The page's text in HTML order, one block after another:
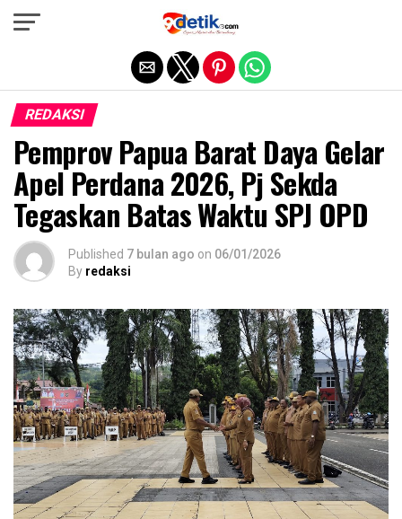
REDAKSI
Pemprov Papua Barat Daya Gelar
Apel Perdana 2026, Pj Sekda
Tegaskan Batas Waktu SPJ OPD
Published 7 bulan ago on 06/01/2026
By redaksi
Exit mobile version